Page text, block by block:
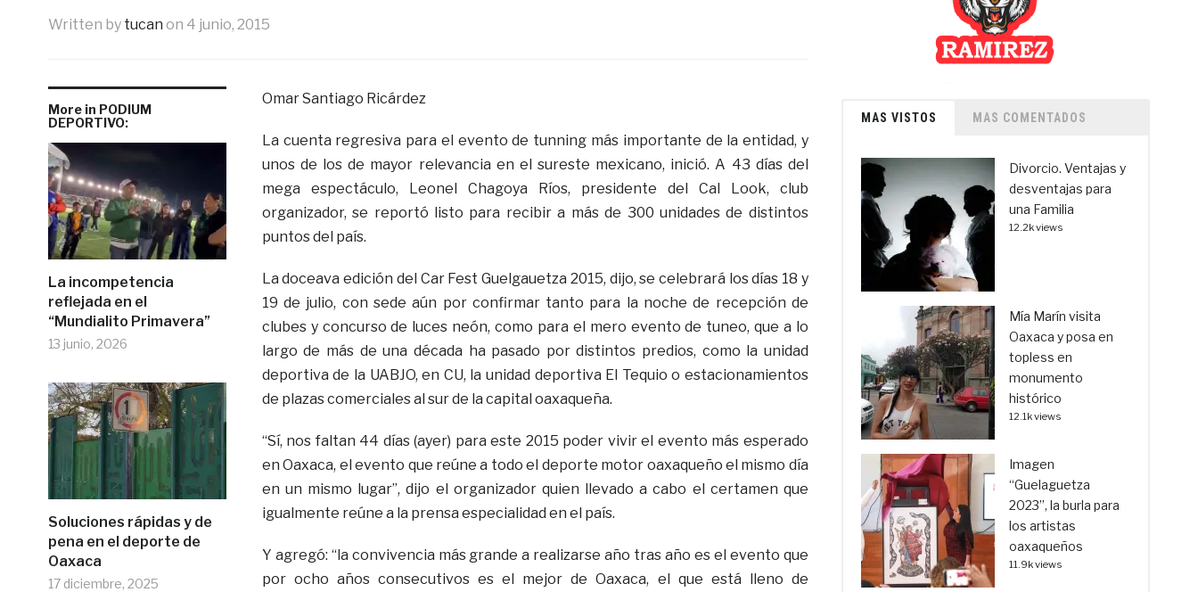
Written by tucan on 4 junio, 2015
More in PODIUM
DEPORTIVO:
La incompetencia
reflejada en el
“Mundialito Primavera”
13 junio, 2026
Soluciones rápidas y de
pena en el deporte de
Oaxaca
17 diciembre, 2025
Omar Santiago Ricárdez
La cuenta regresiva para el evento de tunning más importante de la entidad, y
unos de los de mayor relevancia en el sureste mexicano, inició. A 43 días del
mega espectáculo, Leonel Chagoya Ríos, presidente del Cal Look, club
organizador, se reportó listo para recibir a más de 300 unidades de distintos
puntos del país.
La doceava edición del Car Fest Guelgauetza 2015, dijo, se celebrará los días 18 y
19 de julio, con sede aún por confirmar tanto para la noche de recepción de
clubes y concurso de luces neón, como para el mero evento de tuneo, que a lo
largo de más de una década ha pasado por distintos predios, como la unidad
deportiva de la UABJO, en CU, la unidad deportiva El Tequio o estacionamientos
de plazas comerciales al sur de la capital oaxaqueña.
“Sí, nos faltan 44 días (ayer) para este 2015 poder vivir el evento más esperado
en Oaxaca, el evento que reúne a todo el deporte motor oaxaqueño el mismo día
en un mismo lugar”, dijo el organizador quien llevado a cabo el certamen que
igualmente reúne a la prensa especialidad en el país.
Y agregó: “la convivencia más grande a realizarse año tras año es el evento que
por ocho años consecutivos es el mejor de Oaxaca, el que está lleno de
MAS VISTOS MAS COMENTADOS
Divorcio. Ventajas y
desventajas para
una Familia
12.2k views
Mía Marín visita
Oaxaca y posa en
topless en
monumento
histórico
12.1k views
Imagen
“Guelaguetza
2023”, la burla para
los artistas
oaxaqueños
11.9k views